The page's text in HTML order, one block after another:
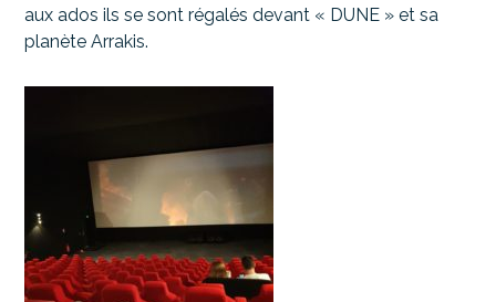
aux ados ils se sont régalés devant « DUNE » et sa
planète Arrakis.